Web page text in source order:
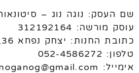
שם העסק: נוגה נוג –
עוסק מורשה: 312192164
כתובת החנות: יצחק נפחא 36, באר שבע
טלפון: 052-4586272
אימייל: 3noganog@gmail.com